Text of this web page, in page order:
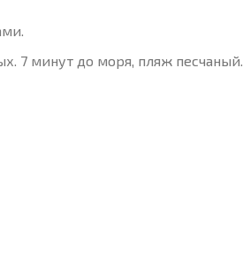
7 минут до моря, пляж песчаный.